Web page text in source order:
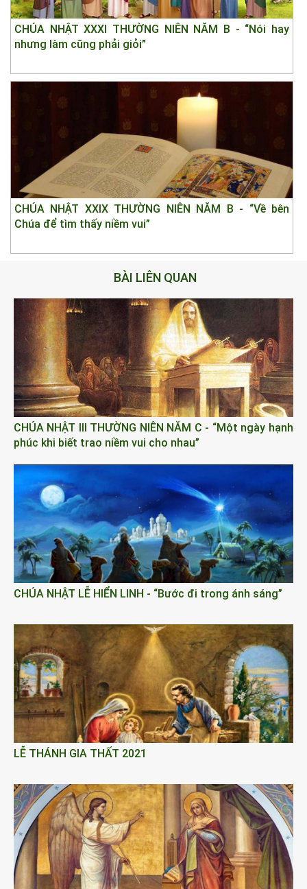
CHÚA NHẬT XXXI THƯỜNG NIÊN NĂM B - “Nói hay
nhưng làm cũng phải giỏi”
CHÚA NHẬT XXIX THƯỜNG NIÊN NĂM B - “Về bên
Chúa để tìm thấy niềm vui”
BÀI LIÊN QUAN
CHÚA NHẬT III THƯỜNG NIÊN NĂM C - “Một ngày hạnh
phúc khi biết trao niềm vui cho nhau”
CHÚA NHẬT LỄ HIỂN LINH - “Bước đi trong ánh sáng”
LỄ THÁNH GIA THẤT 2021